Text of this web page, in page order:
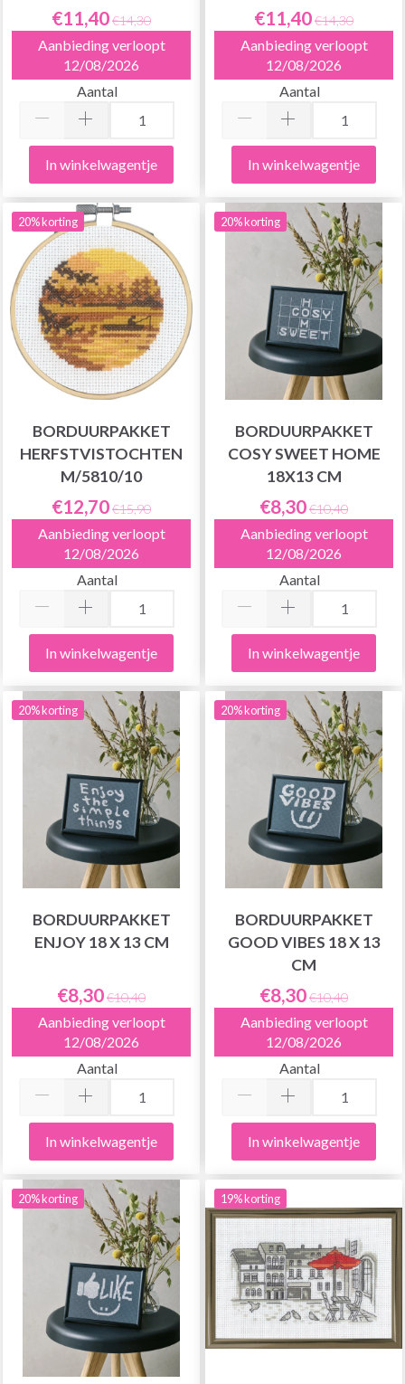
€11,40€14,30
Aanbieding verloopt
12/08/2026
Aantal
In winkelwagentje
€11,40€14,30
Aanbieding verloopt
12/08/2026
Aantal
In winkelwagentje
20% korting
BORDUURPAKKET
HERFSTVISTOCHTEN
M/5810/10
€12,70€15,90
Aanbieding verloopt
12/08/2026
Aantal
In winkelwagentje
20% korting
BORDUURPAKKET
COSY SWEET HOME
18X13 CM
€8,30€10,40
Aanbieding verloopt
12/08/2026
Aantal
In winkelwagentje
20% korting
BORDUURPAKKET
ENJOY 18 X 13 CM
€8,30€10,40
Aanbieding verloopt
12/08/2026
Aantal
In winkelwagentje
20% korting
BORDUURPAKKET
GOOD VIBES 18 X 13
CM
€8,30€10,40
Aanbieding verloopt
12/08/2026
Aantal
In winkelwagentje
20% korting 19% korting